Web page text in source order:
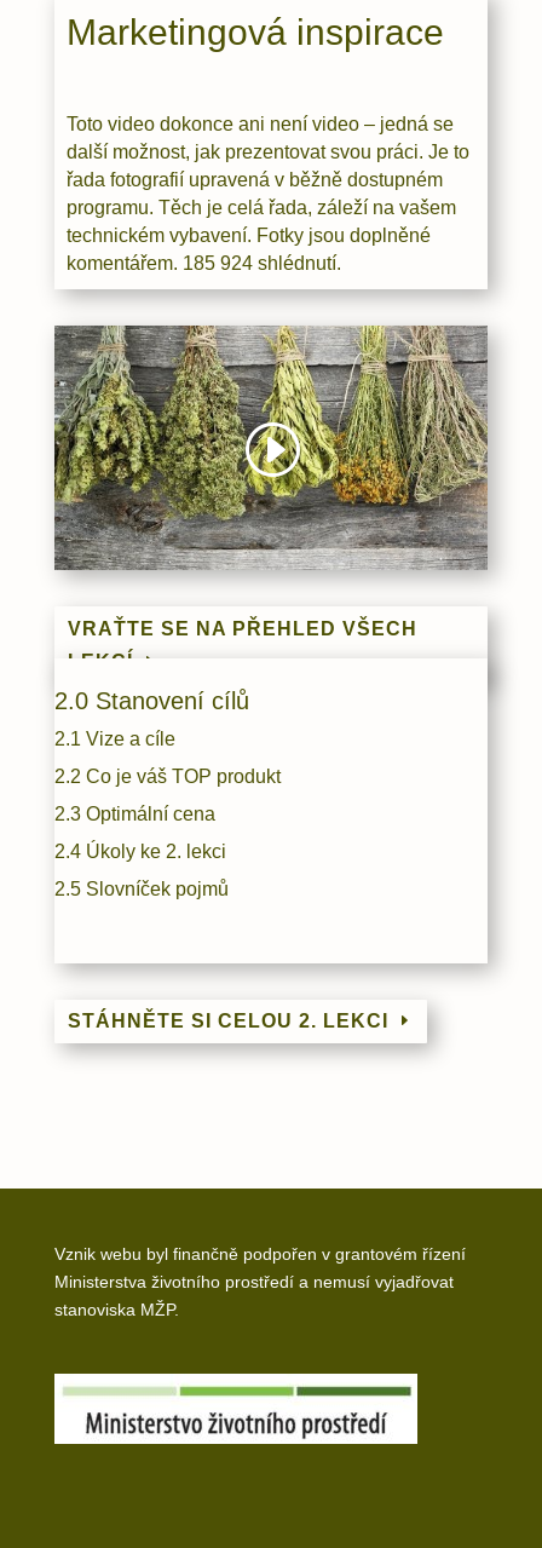
Marketingová inspirace
Toto video dokonce ani není video – jedná se
další možnost, jak prezentovat svou práci. Je to
řada fotografií upravená v běžně dostupném
programu. Těch je celá řada, záleží na vašem
technickém vybavení. Fotky jsou doplněné
komentářem. 185 924 shlédnutí.
VRAŤTE SE NA PŘEHLED VŠECH
LEKCÍ
2.0 Stanovení cílů
2.1 Vize a cíle
2.2 Co je váš TOP produkt
2.3 Optimální cena
2.4 Úkoly ke 2. lekci
2.5 Slovníček pojmů
STÁHNĚTE SI CELOU 2. LEKCI
Vznik webu byl finančně podpořen v grantovém řízení
Ministerstva životního prostředí a nemusí vyjadřovat
stanoviska MŽP.